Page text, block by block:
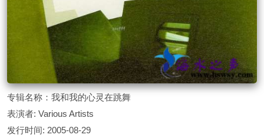
专辑名称：我和我的心灵在跳舞
表演者: Various Artists
发行时间: 2005-08-29